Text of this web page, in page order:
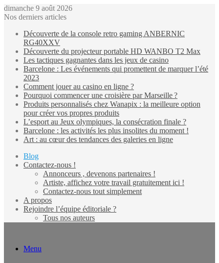
dimanche 9 août 2026
Nos derniers articles
Découverte de la console retro gaming ANBERNIC
RG40XXV
Découverte du projecteur portable HD WANBO T2 Max
Les tactiques gagnantes dans les jeux de casino
Barcelone : Les événements qui promettent de marquer l’été
2023
Comment jouer au casino en ligne ?
Pourquoi commencer une croisière par Marseille ?
Produits personnalisés chez Wanapix : la meilleure option
pour créer vos propres produits
L’esport au Jeux olympiques, la consécration finale ?
Barcelone : les activités les plus insolites du moment !
Art : au cœur des tendances des galeries en ligne
Blog
Contactez-nous !
Annonceurs , devenons partenaires !
Artiste, affichez votre travail gratuitement ici !
Contactez-nous tout simplement
A propos
Rejoindre l’équipe éditoriale ?
Tous nos auteurs
Menu